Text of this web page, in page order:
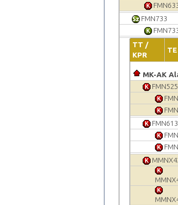
FMN733
TT /
KPR
TE
MK-AK
FMN525
FMN613